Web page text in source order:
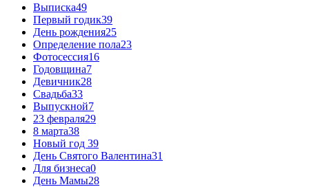
Выписка49
Первый годик39
День рождения25
Определение пола23
Фотосессия16
Годовщина7
Девичник28
Свадьба33
Выпускной7
23 февраля29
8 марта38
Новый год 39
День Святого Валентина31
Для бизнеса0
День Мамы28